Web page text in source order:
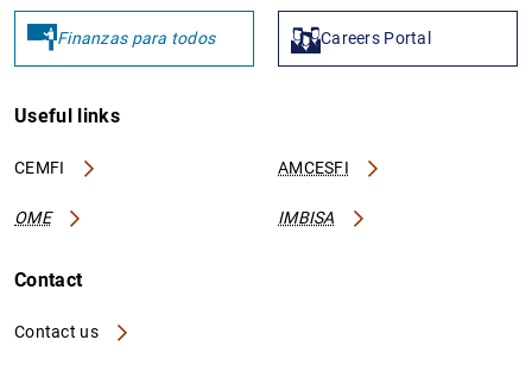
Finanzas para todos Careers Portal
Useful links
CEMFI AMCESFI
OME IMBISA
Contact
Contact us